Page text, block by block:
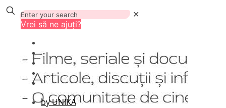
✕
Vrei să ne ajuți?
by UNIKA